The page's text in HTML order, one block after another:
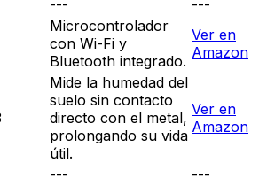
---
---
Microcontrolador
con Wi-Fi y
Bluetooth integrado.
Ver en
Amazon
Mide la humedad del
suelo sin contacto
directo con el metal,
prolongando su vida
útil.
Ver en
Amazon
--- ---